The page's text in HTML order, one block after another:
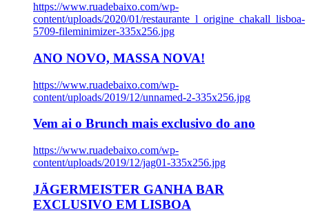
https://www.ruadebaixo.com/wp-
content/uploads/2020/01/restaurante_l_origine_chakall_lisboa-
5709-fileminimizer-335x256.jpg
ANO NOVO, MASSA NOVA!
https://www.ruadebaixo.com/wp-
content/uploads/2019/12/unnamed-2-335x256.jpg
Vem ai o Brunch mais exclusivo do ano
https://www.ruadebaixo.com/wp-
content/uploads/2019/12/jag01-335x256.jpg
JÄGERMEISTER GANHA BAR
EXCLUSIVO EM LISBOA